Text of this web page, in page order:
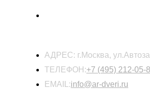
АДРЕС: г.Москва,
ТЕЛЕФОН:+7 (495) 212-05-
EMAIL:info@ar-dveri.ru